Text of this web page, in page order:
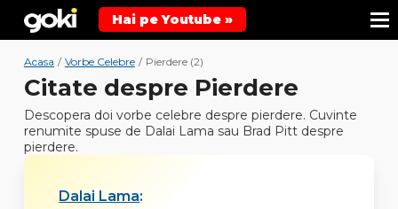
Hai pe Youtube »
Acasa / Vorbe Celebre / Pierdere (2)
Citate despre Pierdere
Descopera doi vorbe celebre despre pierdere. Cuvinte
renumite spuse de Dalai Lama sau Brad Pitt despre
pierdere.
Dalai Lama: